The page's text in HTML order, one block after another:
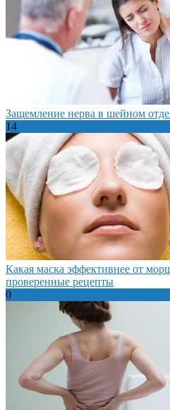
Защемление нерва в шейном
14
Какая маска эффективнее от
проверенные рецепты
0